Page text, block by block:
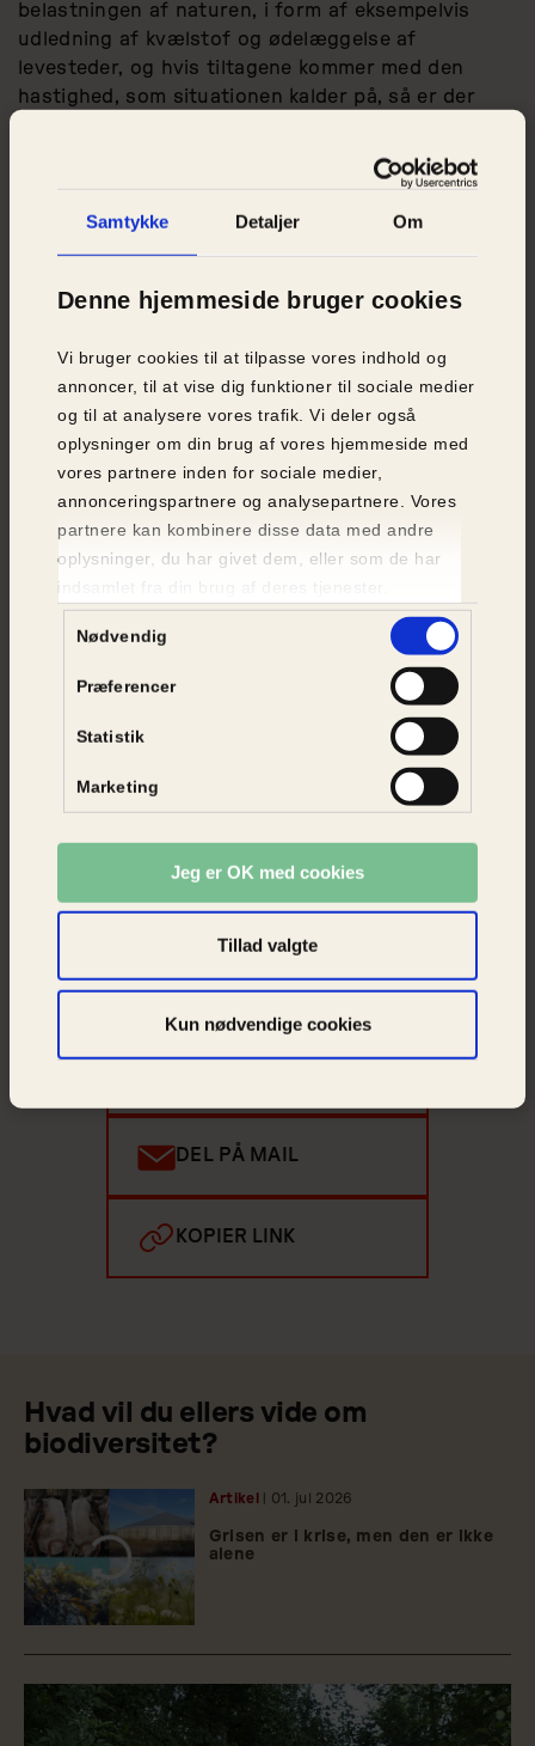
Samtykke Detaljer Om
Denne hjemmeside bruger cookies
Vi bruger cookies til at tilpasse vores indhold og
annoncer, til at vise dig funktioner til sociale medier
og til at analysere vores trafik. Vi deler også
oplysninger om din brug af vores hjemmeside med
vores partnere inden for sociale medier,
annonceringspartnere og analysepartnere. Vores
partnere kan kombinere disse data med andre
oplysninger, du har givet dem, eller som de har
Nødvendig
Præferencer
Statistik
Marketing
Jeg er OK med cookies
Tillad valgte
Kun nødvendige cookies
belastningen af naturen, i form af eksempelvis
udledning af kvælstof og ødelæggelse af
levesteder, og hvis tiltagene kommer med den
hastighed, som situationen kalder på, så er der
”Vi ved jo godt, hvad der skal til, og hvordan vi kan
mekanismer, der betyder, at det kan betale sig at
ødelægge den," fortæller Signe Normand.
Naturen skal have plads, tid
og kvalitet. Vi skal have
mere, bedre og større
natur, og det skal være nu,
vende tabet af danske
Professor Signe Normand, forperson for
spred budskabet.
DEL PÅ MAIL
KOPIER LINK
Hvad vil du ellers vide om
biodiversitet?
Artikel | 01. jul 2026
Grisen er i krise, men den er ikke
alene